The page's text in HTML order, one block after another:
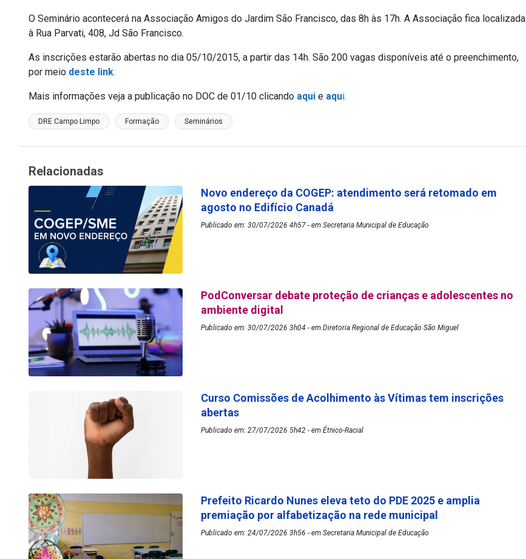
O Seminário acontecerá na Associação Amigos do Jardim São Francisco, das 8h às 17h. A Associação fica localizada
à Rua Parvati, 408, Jd São Francisco.
As inscrições estarão abertas no dia 05/10/2015, a partir das 14h. São 200 vagas disponíveis até o preenchimento,
por meio deste link.
Mais informações veja a publicação no DOC de 01/10 clicando aqui e aqui.
DRE Campo Limpo Formação Seminários
Relacionadas
Novo endereço da COGEP: atendimento será retomado em
agosto no Edifício Canadá
Publicado em: 30/07/2026 4h57 - em Secretaria Municipal de Educação
PodConversar debate proteção de crianças e adolescentes no
ambiente digital
Publicado em: 30/07/2026 3h04 - em Diretoria Regional de Educação São Miguel
Curso Comissões de Acolhimento às Vítimas tem inscrições
abertas
Publicado em: 27/07/2026 5h42 - em Étnico-Racial
Prefeito Ricardo Nunes eleva teto do PDE 2025 e amplia
premiação por alfabetização na rede municipal
Publicado em: 24/07/2026 3h56 - em Secretaria Municipal de Educação